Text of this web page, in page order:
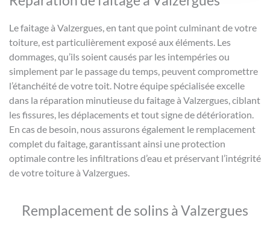
Le faitage à Valzergues, en tant que point culminant de votre
toiture, est particulièrement exposé aux éléments. Les
dommages, qu’ils soient causés par les intempéries ou
simplement par le passage du temps, peuvent compromettre
l’étanchéité de votre toit. Notre équipe spécialisée excelle
dans la réparation minutieuse du faitage à Valzergues, ciblant
les fissures, les déplacements et tout signe de détérioration.
En cas de besoin, nous assurons également le remplacement
complet du faitage, garantissant ainsi une protection
optimale contre les infiltrations d’eau et préservant l’intégrité
de votre toiture à Valzergues.
Remplacement de solins à Valzergues